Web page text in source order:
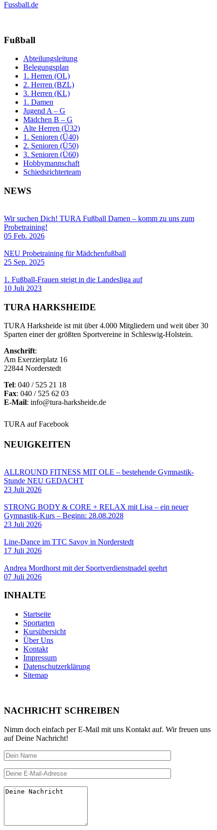
Fussball.de
Fußball
Abteilungsleitung
Belegungsplan
1. Herren (OL)
2. Herren (BZL)
3. Herren (KL)
1. Damen
Jugend A – G
Mädchen B – G
Alte Herren (Ü32)
1. Senioren (Ü40)
2. Senioren (Ü50)
3. Senioren (Ü60)
Hobbymannschaft
Schiedsrichterteam
NEWS
Wir suchen Dich! TURA Fußball Damen – komm zu uns zum
Probetraining!
05 Feb. 2026
NEU Probetraining für Mädchenfußball
25 Sep. 2025
1. Fußball-Frauen steigt in die Landesliga auf
10 Juli 2023
TURA HARKSHEIDE
TURA Harksheide ist mit über 4.000 Mitgliedern und weit über 30
Sparten einer der größten Sportvereine in Schleswig-Holstein.
Anschrift:
Am Exerzierplatz 16
22844 Norderstedt
Tel: 040 / 525 21 18
Fax: 040 / 525 62 03
E-Mail: info@tura-harksheide.de
TURA auf Facebook
NEUIGKEITEN
ALLROUND FITNESS MIT OLE – bestehende Gymnastik-
Stunde NEU GEDACHT
23 Juli 2026
STRONG BODY & CORE + RELAX mit Lisa – ein neuer
Gymnastik-Kurs – Beginn: 28.08.2028
23 Juli 2026
Line-Dance im TTC Savoy in Norderstedt
17 Juli 2026
Andrea Mordhorst mit der Sportverdienstnadel geehrt
07 Juli 2026
INHALTE
Startseite
Sportarten
Kursübersicht
Über Uns
Kontakt
Impressum
Datenschutzerklärung
Sitemap
NACHRICHT SCHREIBEN
Nimm doch einfach per E-Mail mit uns Kontakt auf. Wir freuen uns
auf Deine Nachricht!